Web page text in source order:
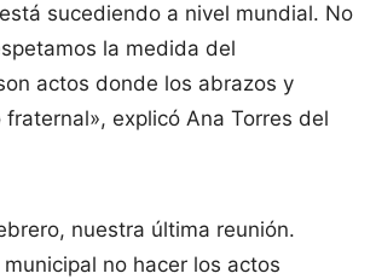
sucediendo a nivel mundial. No
la medida del
actos donde los abrazos y
explicó Ana Torres del
nuestra última reunión.
no hacer los actos